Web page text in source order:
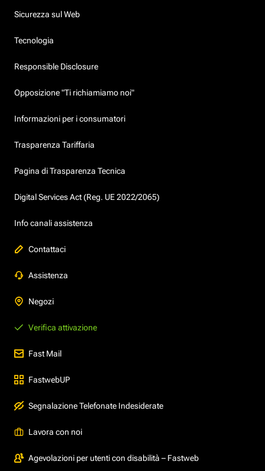
Sicurezza sul Web
Tecnologia
Responsible Disclosure
Opposizione "Ti richiamiamo noi"
Informazioni per i consumatori
Trasparenza Tariffaria
Pagina di Trasparenza Tecnica
Digital Services Act (Reg. UE 2022/2065)
Info canali assistenza
Contattaci
Assistenza
Negozi
Verifica attivazione
Fast Mail
FastwebUP
Segnalazione Telefonate Indesiderate
Lavora con noi
Agevolazioni per utenti con disabilità – Fastweb